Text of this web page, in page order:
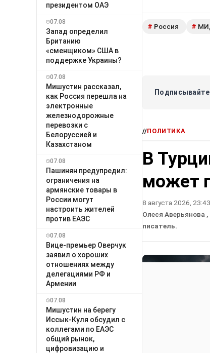
президентом ОАЭ
07.08
Запад определил
Британию
«сменщиком» США в
поддержке Украины?
07.08
Мишустин рассказал,
как Россия перешла на
электронные
железнодорожные
перевозки с
Белоруссией и
Казахстаном
07.08
Пашинян предупредил:
ограничения на
армянские товары в
России могут
настроить жителей
против ЕАЭС
07.08
Вице-премьер Оверчук
заявил о хороших
отношениях между
делегациями РФ и
Армении
07.08
Мишустин на берегу
Иссык-Куля обсудил с
коллегами по ЕАЭС
общий рынок,
цифровизацию и
# Россия #
//ПОЛИТИКА
В
может
8 августа 2026, 23:43
Олеся Аверьянова
писатель.